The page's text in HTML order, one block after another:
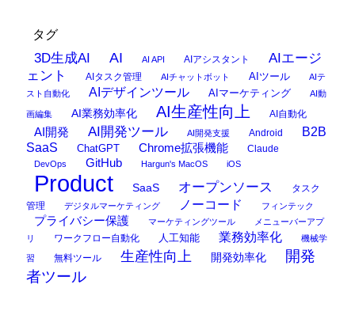
タグ
3D生成AI AI AI API AIアシスタント
AIエージ
ェント
AIタスク管理 AIチャットボット AIツール
AIテ
スト自動化
AIデザインツール AIマーケティング AI動
画編集 AI業務効率化 AI生産性向上 AI自動化
AI開発 AI開発ツール AI開発支援 Android
B2B
SaaS
ChatGPT Chrome拡張機能 Claude
DevOps GitHub Hargun's MacOS iOS
Product SaaS オープンソース
タスク
管理
デジタルマーケティング ノーコード フィンテック
プライバシー保護 マーケティングツール
メニューバーアプ
リ
ワークフロー自動化 人工知能 業務効率化 機械学
習 無料ツール 生産性向上 開発効率化
開発
者ツール